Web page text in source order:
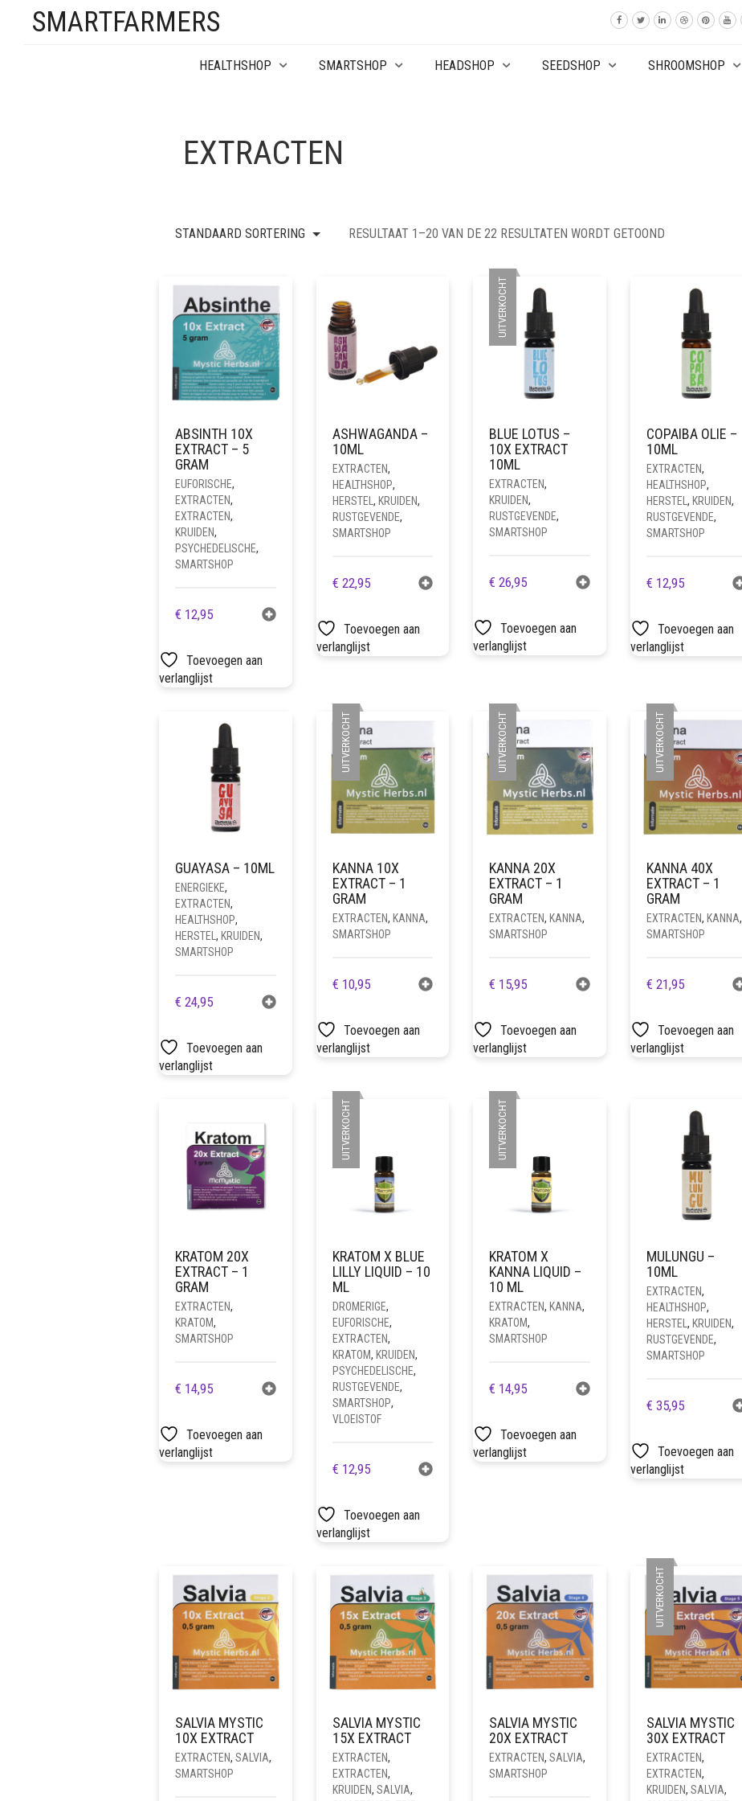
SMARTFARMERS
HEALTHSHOP SMARTSHOP HEADSHOP SEEDSHOP SHROOMSHOP
EXTRACTEN
STANDAARD SORTERING RESULTAAT 1–20 VAN DE 22 RESULTATEN WORDT GETOOND
ABSINTH 10X
EXTRACT – 5
GRAM
EUFORISCHE,
EXTRACTEN,
EXTRACTEN,
KRUIDEN,
PSYCHEDELISCHE,
SMARTSHOP
€ 12,95
Toevoegen aan
verlanglijst
ASHWAGANDA –
10ML
EXTRACTEN,
HEALTHSHOP,
HERSTEL , KRUIDEN,
RUSTGEVENDE,
SMARTSHOP
€ 22,95
Toevoegen aan
verlanglijst
UITVERKOCHT
BLUE LOTUS –
10X EXTRACT
10ML
EXTRACTEN,
KRUIDEN,
RUSTGEVENDE,
SMARTSHOP
€ 26,95
Toevoegen aan
verlanglijst
COPAIBA OLIE –
10ML
EXTRACTEN,
HEALTHSHOP,
HERSTEL , KRUIDEN,
RUSTGEVENDE,
SMARTSHOP
€ 12,95
Toevoegen aan
verlanglijst
GUAYASA – 10ML
ENERGIEKE,
EXTRACTEN,
HEALTHSHOP,
HERSTEL , KRUIDEN,
SMARTSHOP
€ 24,95
Toevoegen aan
verlanglijst
UITVERKOCHT
KANNA 10X
EXTRACT – 1
GRAM
EXTRACTEN, KANNA,
SMARTSHOP
€ 10,95
Toevoegen aan
verlanglijst
UITVERKOCHT
KANNA 20X
EXTRACT – 1
GRAM
EXTRACTEN, KANNA,
SMARTSHOP
€ 15,95
Toevoegen aan
verlanglijst
UITVERKOCHT
KANNA 40X
EXTRACT – 1
GRAM
EXTRACTEN, KANNA,
SMARTSHOP
€ 21,95
Toevoegen aan
verlanglijst
KRATOM 20X
EXTRACT – 1
GRAM
EXTRACTEN,
KRATOM,
SMARTSHOP
€ 14,95
Toevoegen aan
verlanglijst
UITVERKOCHT
KRATOM X BLUE
LILLY LIQUID – 10
ML
DROMERIGE,
EUFORISCHE,
EXTRACTEN,
KRATOM, KRUIDEN,
PSYCHEDELISCHE,
RUSTGEVENDE,
SMARTSHOP,
VLOEISTOF
€ 12,95
Toevoegen aan
verlanglijst
UITVERKOCHT
KRATOM X
KANNA LIQUID –
10 ML
EXTRACTEN, KANNA,
KRATOM,
SMARTSHOP
€ 14,95
Toevoegen aan
verlanglijst
MULUNGU –
10ML
EXTRACTEN,
HEALTHSHOP,
HERSTEL , KRUIDEN,
RUSTGEVENDE,
SMARTSHOP
€ 35,95
Toevoegen aan
verlanglijst
SALVIA MYSTIC
10X EXTRACT
EXTRACTEN, SALVIA,
SMARTSHOP
SALVIA MYSTIC
15X EXTRACT
EXTRACTEN,
EXTRACTEN,
KRUIDEN, SALVIA,
SALVIA MYSTIC
20X EXTRACT
EXTRACTEN,SALVIA,
SMARTSHOP
UITVERKOCHT
SALVIA MYSTIC
30X EXTRACT
EXTRACTEN,
EXTRACTEN,
KRUIDEN, SALVIA,